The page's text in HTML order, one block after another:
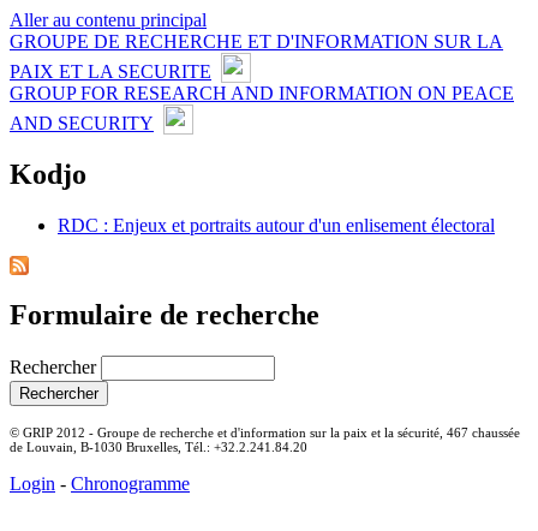
Aller au contenu principal
GROUPE DE RECHERCHE ET D'INFORMATION SUR LA
PAIX ET LA SECURITE
GROUP FOR RESEARCH AND INFORMATION ON PEACE
AND SECURITY
Kodjo
RDC : Enjeux et portraits autour d'un enlisement électoral
Formulaire de recherche
Rechercher
© GRIP 2012 - Groupe de recherche et d'information sur la paix et la sécurité, 467 chaussée
de Louvain, B-1030 Bruxelles, Tél.: +32.2.241.84.20
Login - Chronogramme